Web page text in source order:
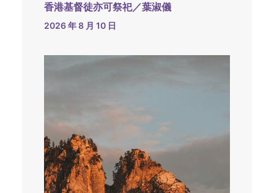
香港基督徒亦可祭祀／葉淑儀
2026 年 8 月 10 日